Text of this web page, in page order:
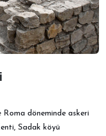
Roma döneminde askeri
Sadak köyü